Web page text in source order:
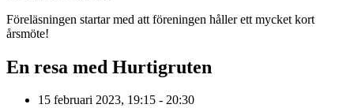
Föreläsningen startar med att föreningen håller ett mycket kort
årsmöte!
En resa med Hurtigruten
15 februari 2023, 19:15 - 20:30